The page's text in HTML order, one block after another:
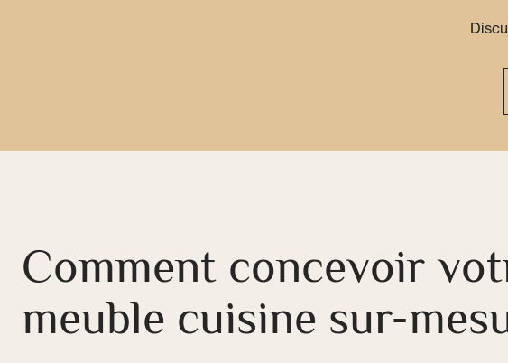
Comment concevoir
meuble cuisine sur-